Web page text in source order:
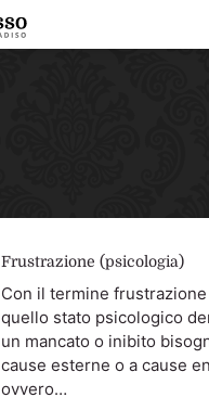
Frustrazione (psicologia)
Con il termine frustrazione
quello stato psicologico
un mancato o inibito
cause esterne o a cause
ovvero…